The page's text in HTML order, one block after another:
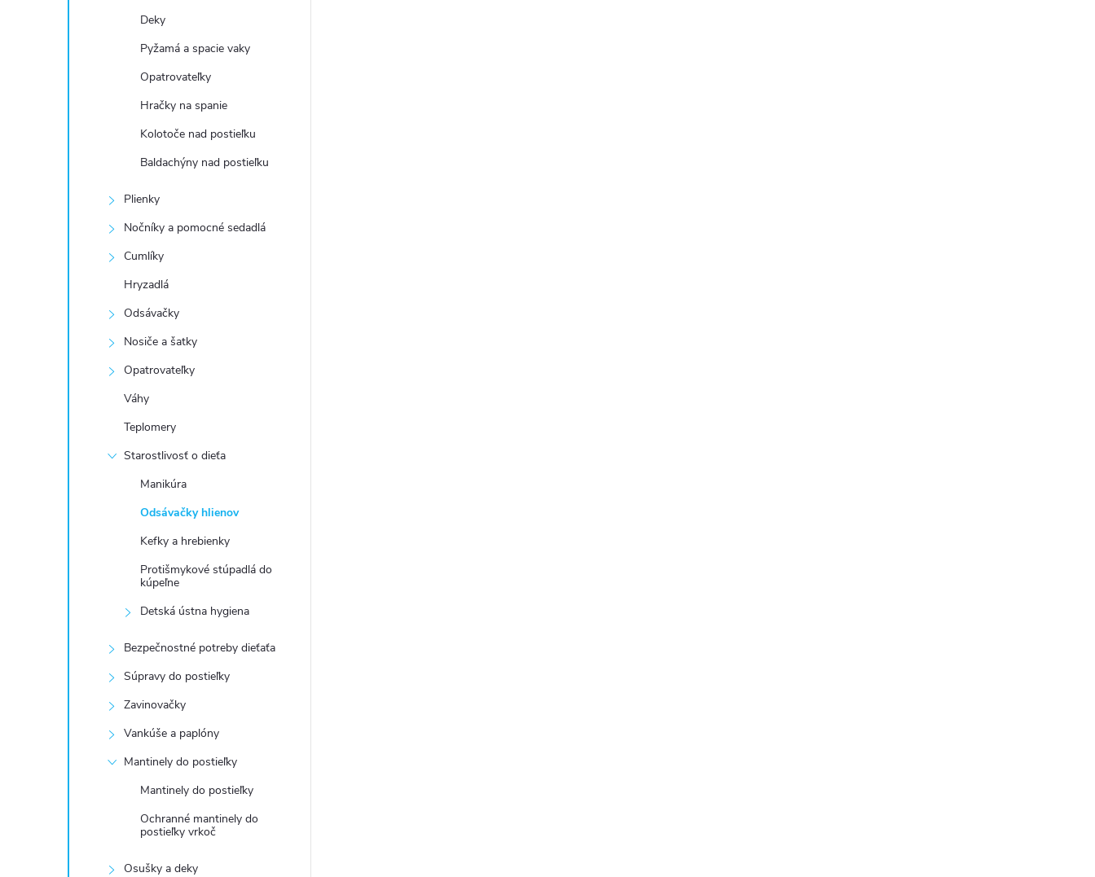
Deky
Pyžamá a spacie vaky
Opatrovateľky
Hračky na spanie
Kolotoče nad postieľku
Baldachýny nad postieľku
Plienky
Nočníky a pomocné sedadlá
Cumlíky
Hryzadlá
Odsávačky
Nosiče a šatky
Opatrovateľky
Váhy
Teplomery
Starostlivosť o dieťa
Manikúra
Odsávačky hlienov
Kefky a hrebienky
Protišmykové stúpadlá do
kúpeľne
Detská ústna hygiena
Bezpečnostné potreby dieťaťa
Súpravy do postieľky
Zavinovačky
Vankúše a paplóny
Mantinely do postieľky
Mantinely do postieľky
Ochranné mantinely do
postieľky vrkoč
Osušky a deky